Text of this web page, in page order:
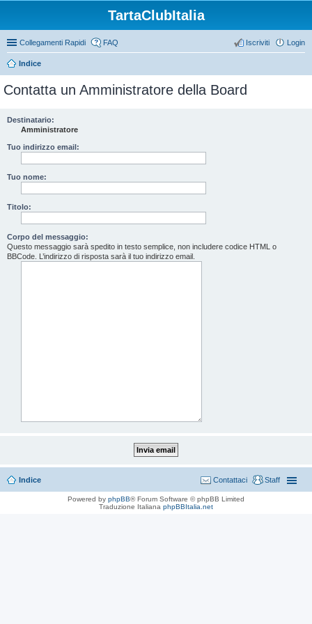
TartaClubItalia
Collegamenti Rapidi FAQ Login
Iscriviti
Indice
Contatta un Amministratore della Board
Destinatario:
Amministratore
Tuo indirizzo email:
Tuo nome:
Titolo:
Corpo del messaggio:
Questo messaggio sarà spedito in testo semplice, non includere codice HTML o
BBCode. L’indirizzo di risposta sarà il tuo indirizzo email.
Indice Staff
Contattaci
Powered by phpBB® Forum Software © phpBB Limited
Traduzione Italiana phpBBItalia.net